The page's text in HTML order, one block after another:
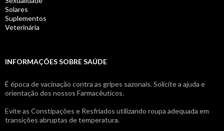
Solares
Suplementos
Veterinária
INFORMAÇÕES SOBRE SAÚDE
É época de vacinação contra as gripes sazonais. Solicite a ajuda e
orientação dos nossos Farmacêuticos.
Evite as Constipações e Resfriados utilizando roupa adequada em
transições abruptas de temperatura.